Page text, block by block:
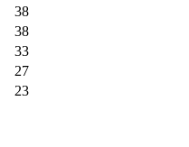
38
38
33
27
23